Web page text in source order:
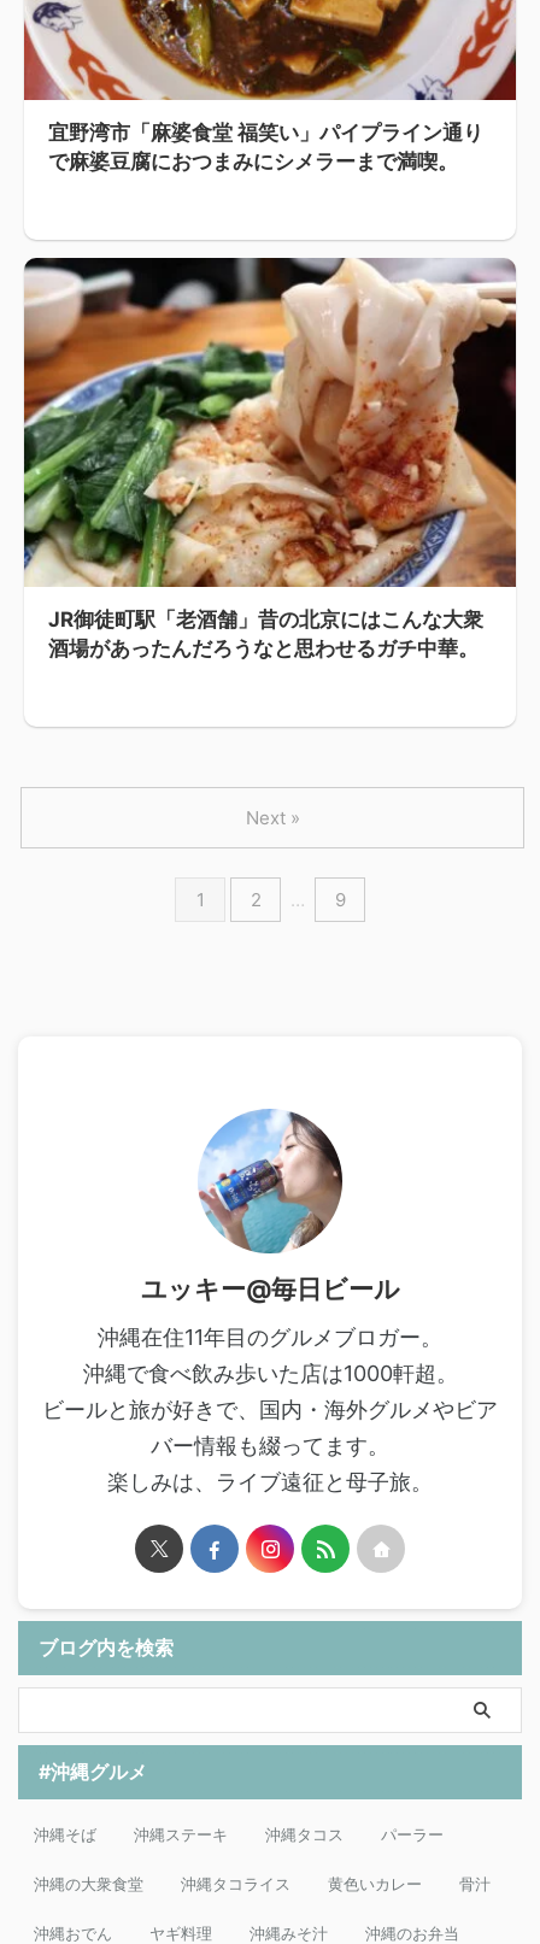
宜野湾市「麻婆食堂 福笑い」パイプライン通り
で麻婆豆腐におつまみにシメラーまで満喫。
JR御徒町駅「老酒舗」昔の北京にはこんな大衆
酒場があったんだろうなと思わせるガチ中華。
1 2 … 9
Next »
ユッキー@毎日ビール
沖縄在住11年目のグルメブロガー。
沖縄で食べ飲み歩いた店は1000軒超。
ビールと旅が好きで、国内・海外グルメやビア
バー情報も綴ってます。
楽しみは、ライブ遠征と母子旅。
ブログ内を検索
#沖縄グルメ
沖縄そば 沖縄ステーキ 沖縄タコス パーラー
沖縄の大衆食堂 沖縄タコライス 黄色いカレー 骨汁
沖縄おでん ヤギ料理 沖縄みそ汁 沖縄のお弁当